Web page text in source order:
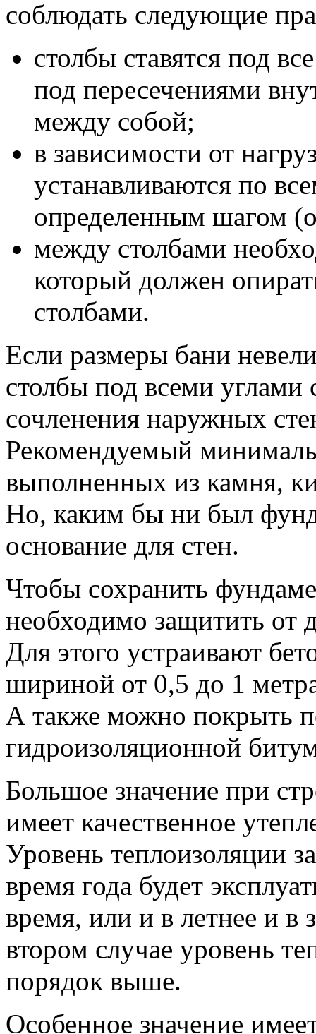
соблюдать следующие
столбы ставятся под
под пересечениями
между собой;
в зависимости от
устанавливаются по
определенным шагом
между столбами
который должен
столбами.
Если размеры бани
столбы под всеми углами
сочленения наружных
Рекомендуемый
выполненных из камня,
Но, каким бы ни был
основание для стен.
Чтобы сохранить
необходимо защитить от
Для этого устраивают
шириной от 0,5 до 1
А также можно покрыть
гидроизоляционной
Большое значение при
имеет качественное
Уровень теплоизоляции
время года будет
время, или и в летнее и в
втором случае уровень
порядок выше.
Особенное значение